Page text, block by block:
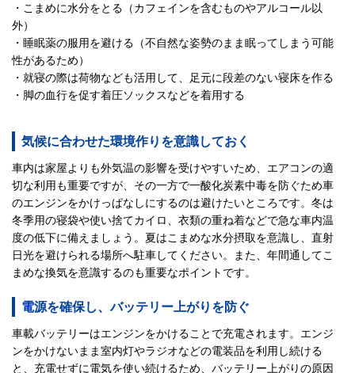
・こまめに水分をとる（カフェインを含むものやアルコール以
外）
・睡眠薬の服用を避ける（不自然な姿勢のまま眠ってしまう可能
性があるため）
・就寝の際は荷物なども活用して、足元に段差のない寝床を作る
・脚の血行を促す着圧ソックスなどを着用する
気候に合わせた環境作りを意識しておく
車内は家屋よりも外気温の影響を受けやすいため、エアコンの適
切な利用も重要ですが、その一方で一酸化炭素中毒を防ぐため車
のエンジンをかけっぱなしにするのは避けたいところです。冬は
冬季用の寝袋や使い捨てカイロ、衣類の重ね着などで急な車内温
度の低下に備えましょう。夏はこまめな水分摂取を意識し、直射
日光を避けられる場所へ駐車してください。また、年間通してこ
まめな換気を意識するのも重要なポイントです。
電源を確保し、バッテリー上がりを防ぐ
車載バッテリーはエンジンをかけることで充電されます。エンジ
ンをかけないまま室内灯やラジオなどの電装品を利用し続ける
と、充電せずに電気を使い続けるため、バッテリー上がりの原因